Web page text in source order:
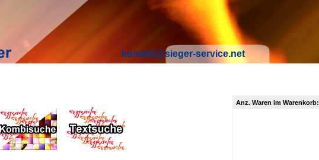
kontakt@sieger-service.net
Anz. Waren im Warenkorb: